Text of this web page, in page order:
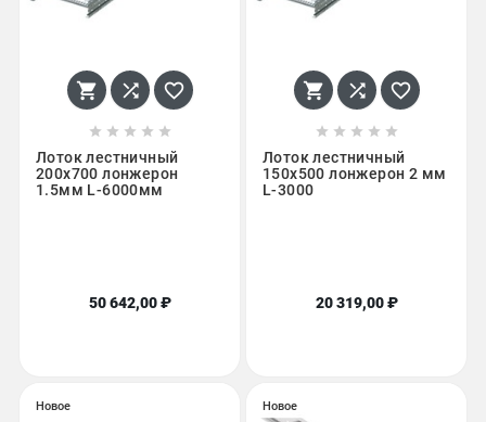
  
    
Лоток лестничный
200x700 лонжерон
1.5мм L-6000мм
50 642,00 ₽
  
    
Лоток лестничный
150х500 лонжерон 2 мм
L-3000
20 319,00 ₽
Новое Новое